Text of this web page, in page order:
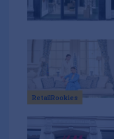
RetailRookies